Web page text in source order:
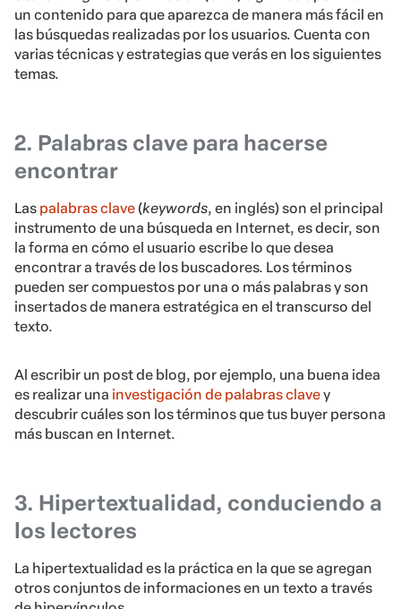
un contenido para que aparezca de manera más fácil en
las búsquedas realizadas por los usuarios. Cuenta con
varias técnicas y estrategias que verás en los siguientes
temas.
2. Palabras clave para hacerse
encontrar
Las palabras clave (keywords, en inglés) son el principal
instrumento de una búsqueda en Internet, es decir, son
la forma en cómo el usuario escribe lo que desea
encontrar a través de los buscadores. Los términos
pueden ser compuestos por una o más palabras y son
insertados de manera estratégica en el transcurso del
texto.
Al escribir un post de blog, por ejemplo, una buena idea
es realizar una investigación de palabras clavey
descubrir cuáles son los términos que tus buyer persona
más buscan en Internet.
3. Hipertextualidad, conduciendo a
los lectores
La hipertextualidad es la práctica en la que se agregan
otros conjuntos de informaciones en un texto a través